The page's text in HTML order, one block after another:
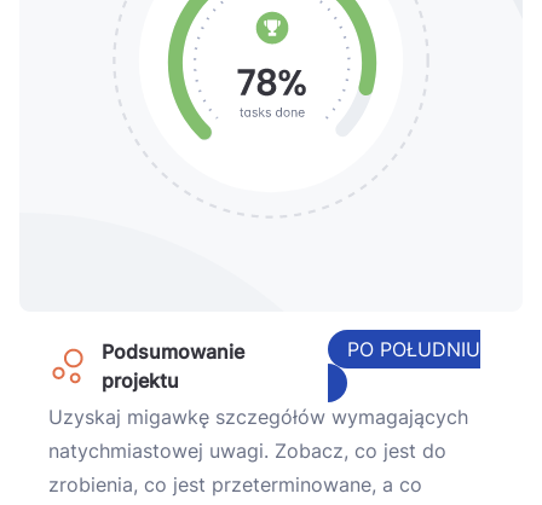
Podsumowanie
projektu
PO POŁUDNIU
Uzyskaj migawkę szczegółów wymagających
natychmiastowej uwagi. Zobacz, co jest do
zrobienia, co jest przeterminowane, a co